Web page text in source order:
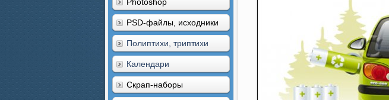
PSD-файлы, исходники
Полиптихи, триптихи
Календари
Скрап-наборы